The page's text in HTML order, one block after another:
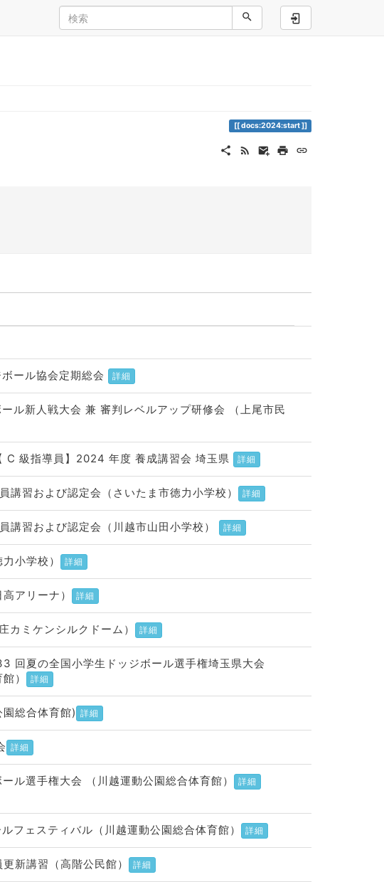
docs:2024:start
ール協会定期総会 詳細
ル新人戦大会 兼 審判レベルアップ研修会 （上尾市民
C 級指導員】2024 年度 養成講習会 埼玉県 詳細
講習および認定会（さいたま市徳力小学校） 詳細
講習および認定会（川越市山田小学校） 詳細
小学校） 詳細
アリーナ） 詳細
ミケンシルクドーム） 詳細
回夏の全国小学生ドッジボール選手権埼玉県大会
）
詳細
総合体育館) 詳細
詳細
ル選手権大会 （川越運動公園総合体育館） 詳細
フェスティバル（川越運動公園総合体育館） 詳細
新講習（高階公民館） 詳細